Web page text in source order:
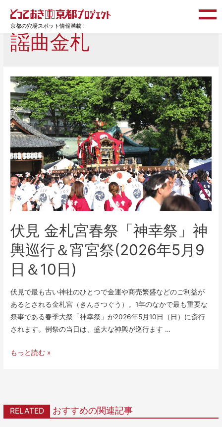
京都の穴場スポット情報満載！
謡曲金札
伏見 金札宮春祭「神幸祭」神
輿巡行＆宵宮祭(2026年5月9
日＆10日)
伏見で最も古い神社のひとつで金運や商売繁盛などのご利益が
あるとされる金札宮（きんさつぐう）。1年のなかで最も重要な
祭事である春季大祭「神幸祭」が2026年5月10日（日）に斎行
されます。例祭の当日は、盛大な神輿が巡行ます …
もっと読む »
RELATED おすすめの関連記事